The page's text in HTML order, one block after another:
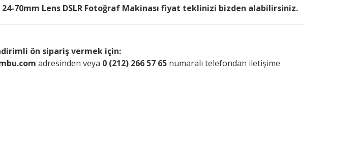
24-70mm Lens DSLR Fotoğraf Makinası fiyat teklinizi bizden alabilirsiniz.
ön sipariş vermek için:
adresinden veya 0 (212) 266 57 65 numaralı telefondan iletişime